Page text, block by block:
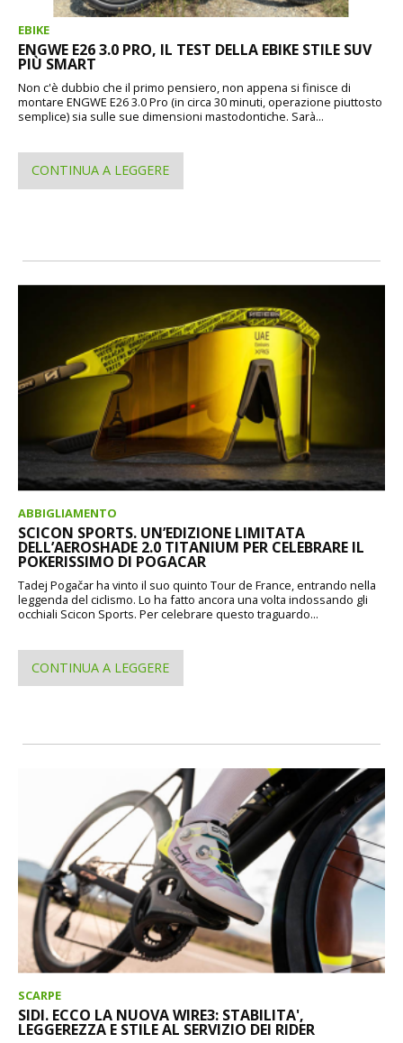
EBIKE
ENGWE E26 3.0 PRO, IL TEST DELLA EBIKE STILE SUV
PIÙ SMART
Non c'è dubbio che il primo pensiero, non appena si finisce di
montare ENGWE E26 3.0 Pro (in circa 30 minuti, operazione piuttosto
semplice) sia sulle sue dimensioni mastodontiche. Sarà...
CONTINUA A LEGGERE
ABBIGLIAMENTO
SCICON SPORTS. UN’EDIZIONE LIMITATA
DELL’AEROSHADE 2.0 TITANIUM PER CELEBRARE IL
POKERISSIMO DI POGACAR
Tadej Pogačar ha vinto il suo quinto Tour de France, entrando nella
leggenda del ciclismo. Lo ha fatto ancora una volta indossando gli
occhiali Scicon Sports. Per celebrare questo traguardo...
CONTINUA A LEGGERE
SCARPE
SIDI. ECCO LA NUOVA WIRE3: STABILITA',
LEGGEREZZA E STILE AL SERVIZIO DEI RIDER